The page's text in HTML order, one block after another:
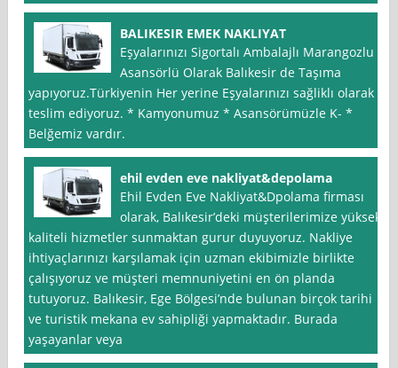
BALIKESIR EMEK NAKLIYAT
Eşyalarınızı Sigortalı Ambalajlı Marangozlu –
Asansörlü Olarak Balıkesir de Taşıma
yapıyoruz.Türkiyenin Her yerine Eşyalarınızı sağliklı olarak
teslim ediyoruz. * Kamyonumuz * Asansörümüzle K- *
Belğemiz vardır.
ehil evden eve nakliyat&depolama
Ehil Evden Eve Nakliyat&Dpolama firması
olarak, Balıkesir’deki müşterilerimize yüksek
kaliteli hizmetler sunmaktan gurur duyuyoruz. Nakliye
ihtiyaçlarınızı karşılamak için uzman ekibimizle birlikte
çalışıyoruz ve müşteri memnuniyetini en ön planda
tutuyoruz. Balıkesir, Ege Bölgesi’nde bulunan birçok tarihi
ve turistik mekana ev sahipliği yapmaktadır. Burada
yaşayanlar veya